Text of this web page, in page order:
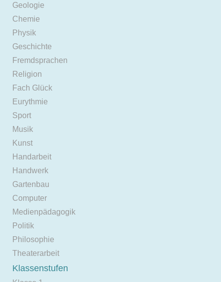
Geologie
Chemie
Physik
Geschichte
Fremdsprachen
Religion
Fach Glück
Eurythmie
Sport
Musik
Kunst
Handarbeit
Handwerk
Gartenbau
Computer
Medienpädagogik
Politik
Philosophie
Theaterarbeit
Klassenstufen